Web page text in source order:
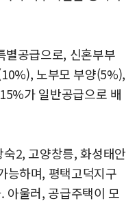
별공급으로, 신혼부부
노부모 부양(5%),
가 일반공급으로 배
2, 고양창릉, 화성태안
능하며, 평택고덕지구
아울러, 공급주택이 모